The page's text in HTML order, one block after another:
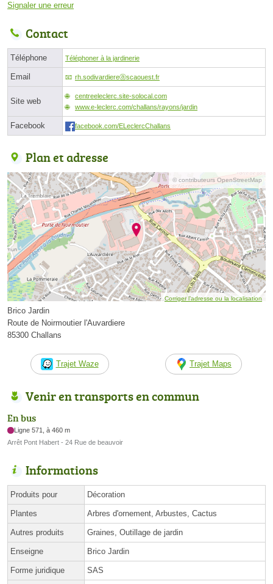
Signaler une erreur
Contact
Téléphone Téléphoner à la jardinerie
Email rh.sodivardiereⓐscaouest.fr
Site web
centreeleclerc.site-solocal.com
www.e-leclerc.com/challans/rayons/jardin
Facebook facebook.com/ELeclercChallans
Plan et adresse
© contributeurs OpenStreetMap
Corriger l’adresse ou la localisation
Brico Jardin
Route de Noirmoutier l'Auvardiere
85300 Challans
Trajet Waze Trajet Maps
Venir en transports en commun
En bus
Ligne 571, à 460 m
Arrêt Pont Habert - 24 Rue de beauvoir
Informations
Produits pour Décoration
Plantes Arbres d'ornement, Arbustes, Cactus
Autres produits Graines, Outillage de jardin
Enseigne Brico Jardin
Forme juridique SAS